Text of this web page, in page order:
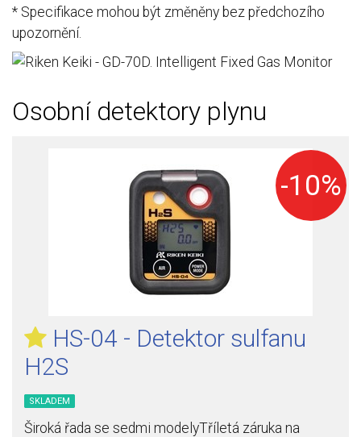
* Specifikace mohou být změněny bez předchozího
upozornění.
Osobní detektory plynu
-10%
HS-04 - Detektor sulfanu
H2S
SKLADEM
Široká řada se sedmi modelyTříletá záruka na